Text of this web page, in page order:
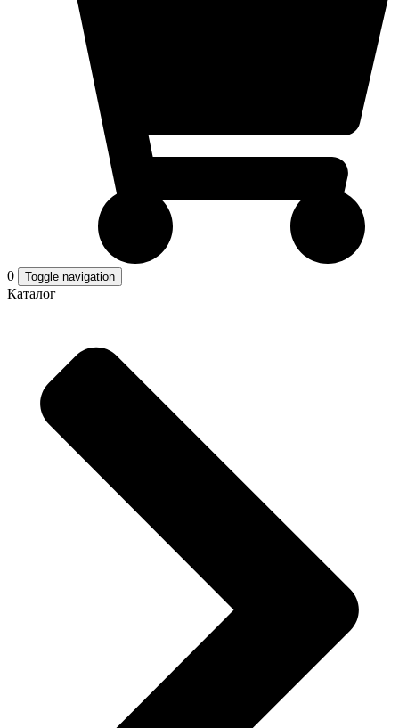
0 Toggle navigation
Каталог